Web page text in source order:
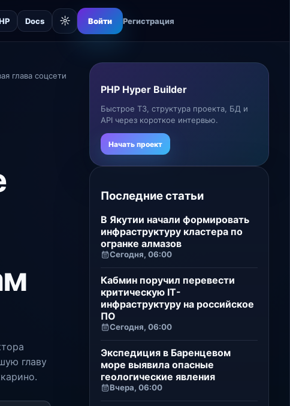
Docs ☼ Войти Регистрация
глава соцсети
главу
PHP Hyper Builder
Быстрое ТЗ, структура проекта, БД и
API через короткое интервью.
Начать проект
Последние статьи
В Якутии начали формировать
инфраструктуру кластера по
огранке алмазов
Сегодня, 06:00
Кабмин поручил перевести
критическую IT-
инфраструктуру на российское
ПО
Сегодня, 06:00
Экспедиция в Баренцевом
море выявила опасные
геологические явления
Вчера, 06:00